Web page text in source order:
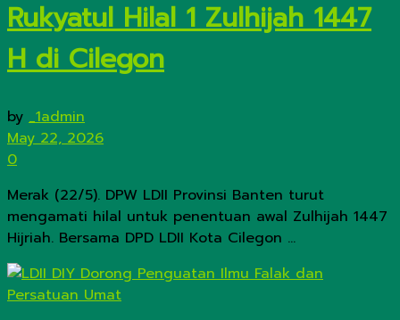
Rukyatul Hilal 1 Zulhijah 1447
H di Cilegon
by _1admin
May 22, 2026
0
Merak (22/5). DPW LDII Provinsi Banten turut
mengamati hilal untuk penentuan awal Zulhijah 1447
Hijriah. Bersama DPD LDII Kota Cilegon ...